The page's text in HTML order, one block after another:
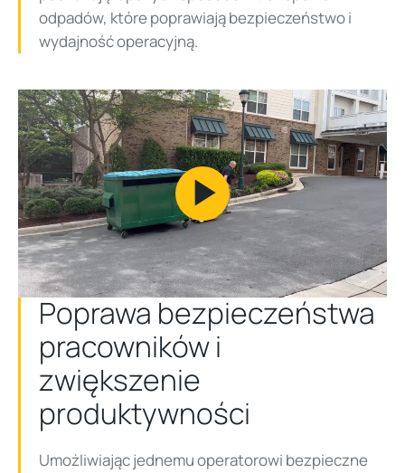
odpadów, które poprawiają bezpieczeństwo i
wydajność operacyjną.
Play
Video
Poprawa bezpieczeństwa
pracowników i
zwiększenie
produktywności
Umożliwiając jednemu operatorowi bezpieczne